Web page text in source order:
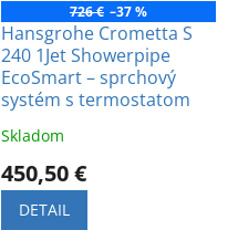
726 € –37 %
Hansgrohe Crometta S
240 1Jet Showerpipe
EcoSmart – sprchový
systém s termostatom
Skladom
450,50 €
DETAIL